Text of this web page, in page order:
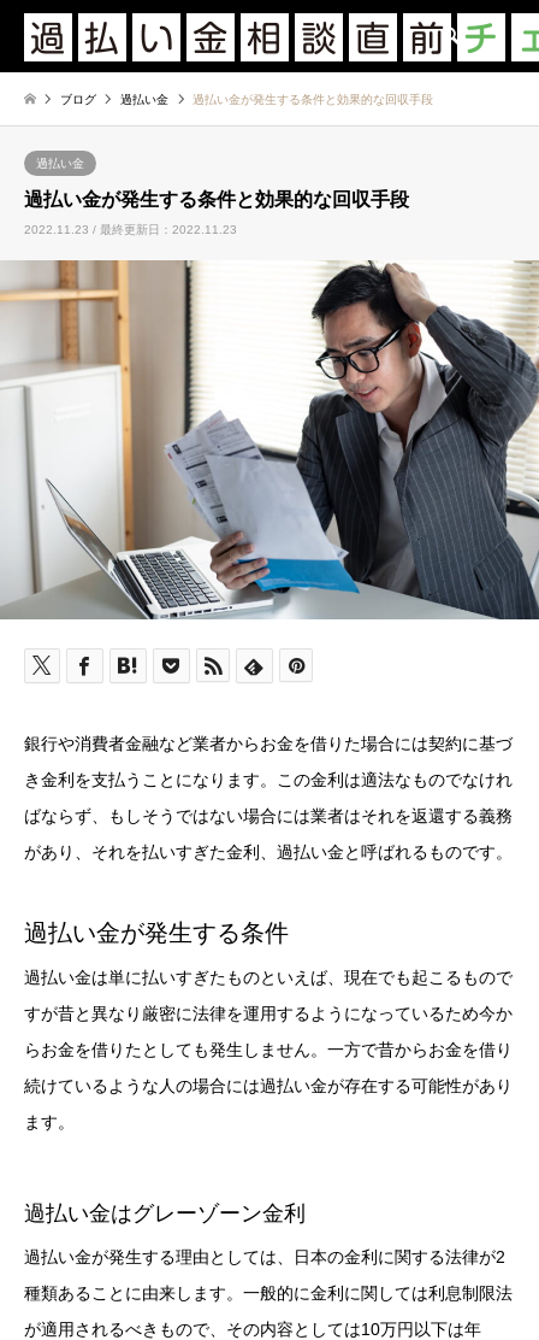
検索
ブログ 過払い金 過払い金が発生する条件と効果的な回収手段
過払い金
過払い金が発生する条件と効果的な回収手段
2022.11.23 / 最終更新日：2022.11.23
銀行や消費者金融など業者からお金を借りた場合には契約に基づ
き金利を支払うことになります。この金利は適法なものでなけれ
ばならず、もしそうではない場合には業者はそれを返還する義務
があり、それを払いすぎた金利、過払い金と呼ばれるものです。
過払い金が発生する条件
過払い金は単に払いすぎたものといえば、現在でも起こるもので
すが昔と異なり厳密に法律を運用するようになっているため今か
らお金を借りたとしても発生しません。一方で昔からお金を借り
続けているような人の場合には過払い金が存在する可能性があり
ます。
過払い金はグレーゾーン金利
過払い金が発生する理由としては、日本の金利に関する法律が2
種類あることに由来します。一般的に金利に関しては利息制限法
が適用されるべきもので、その内容としては10万円以下は年